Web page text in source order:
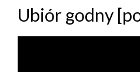
Ubiór godny